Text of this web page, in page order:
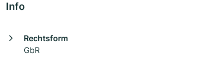
Info
Rechtsform
GbR